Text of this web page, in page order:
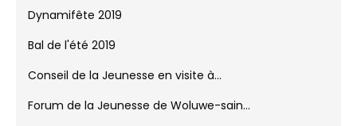
Randonnée à vélo 2019
Fête de quartier Andromède 2019
Journée portes ouvertes à la Mais...
Dynamifête 2019